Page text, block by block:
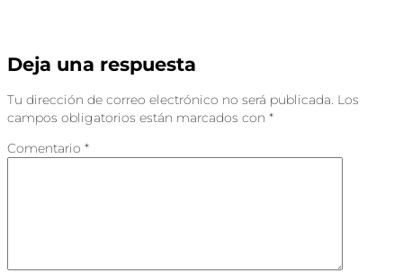
Deja una respuesta
Tu dirección de correo electrónico no será publicada. Los
campos obligatorios están marcados con *
Comentario *